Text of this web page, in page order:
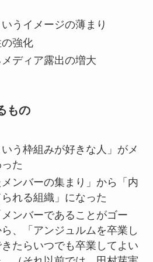
いうイメージの薄まり
強化
ディア露出の増大
もの
いう枠組みが好きな人」がメ
た
メンバーの集まり」から「内
れる組織」になった
ンバーであることがゴー
、「アンジュルムを卒業し
たらいつでも卒業してよい